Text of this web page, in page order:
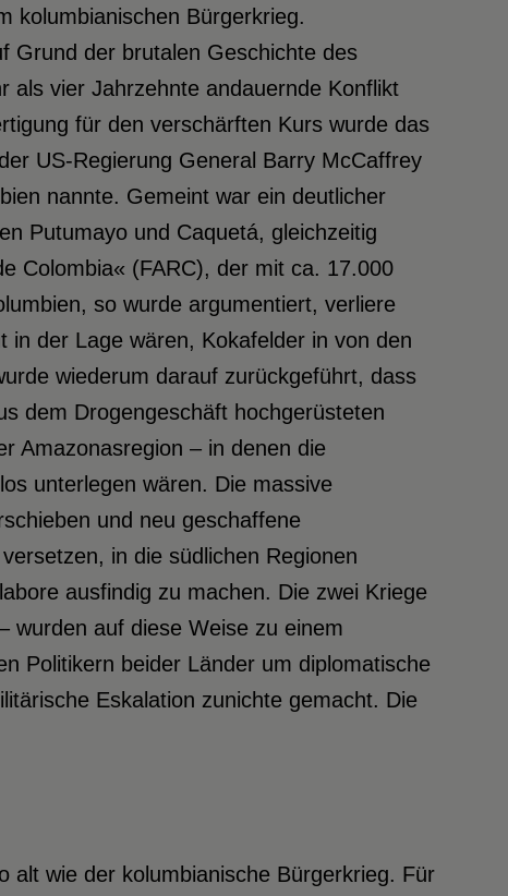
kolumbianischen Bürgerkrieg.
Grund der brutalen Geschichte des
als vier Jahrzehnte andauernde Konflikt
für den verschärften Kurs wurde das
US-Regierung General Barry McCaffrey
nannte. Gemeint war ein deutlicher
Putumayo und Caquetá, gleichzeitig
Colombia« (FARC), der mit ca. 17.000
so wurde argumentiert, verliere
in der Lage wären, Kokafelder in von den
wiederum darauf zurückgeführt, dass
dem Drogengeschäft hochgerüsteten
Amazonasregion – in denen die
unterlegen wären. Die massive
und neu geschaffene
in die südlichen Regionen
ausfindig zu machen. Die zwei Kriege
wurden auf diese Weise zu einem
Politikern beider Länder um diplomatische
Eskalation zunichte gemacht. Die
alt wie der kolumbianische Bürgerkrieg. Für